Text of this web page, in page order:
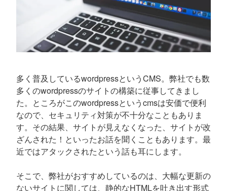
多く普及しているwordpressというCMS。弊社でも数
多くのwordpressのサイトの構築に従事してきまし
た。ところがこのwordpressというcmsは安価で便利
なので、セキュリティ対策が不十分なこともありま
す。その結果、サイトが見えなくなった、サイトが改
ざんされた！といったお話を聞くこともあります。最
近ではアタックされたという話も耳にします。
そこで、弊社がおすすめしているのは、大幅な更新の
ないサイトに関しては、静的なHTMLを吐き出す形式